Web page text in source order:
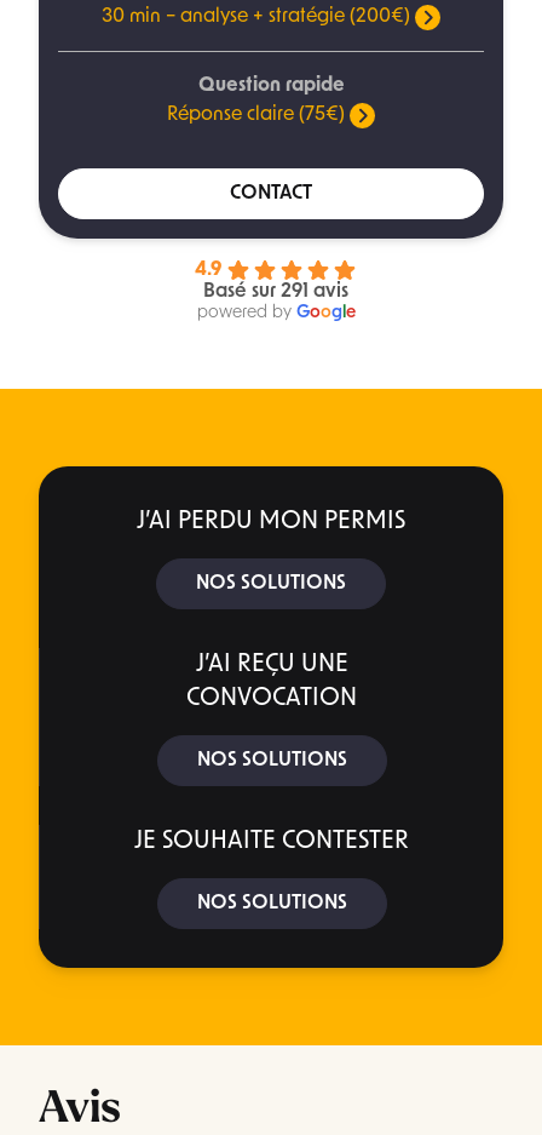
30 min – analyse + stratégie (200€)
Question rapide
Réponse claire (75€)
CONTACT
4.9
Basé sur 291 avis
powered by Google
J’AI PERDU MON PERMIS
NOS SOLUTIONS
J’AI REÇU UNE
CONVOCATION
NOS SOLUTIONS
JE SOUHAITE CONTESTER
NOS SOLUTIONS
Avis